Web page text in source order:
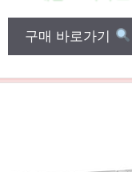
구매 바로가기